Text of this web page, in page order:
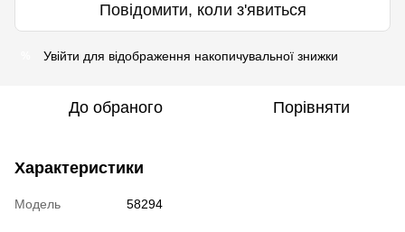
Повідомити, коли з'явиться
Увійти для відображення накопичувальної знижки
До обраного Порівняти
Характеристики
Модель 58294